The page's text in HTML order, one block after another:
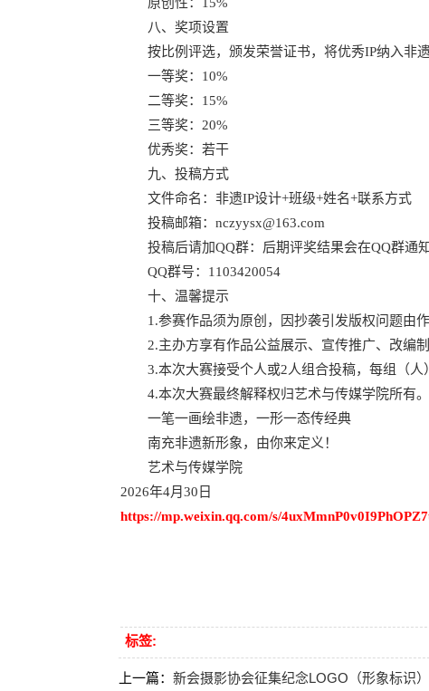
八、奖项设置
按比例评选，颁发荣誉证书，将优秀IP纳入非遗
一等奖：10%
二等奖：15%
三等奖：20%
优秀奖：若干
九、投稿方式
文件命名：非遗IP设计+班级+姓名+联系方式
投稿邮箱：nczyysx@163.com
投稿后请加QQ群：后期评奖结果会在QQ群通知
QQ群号：1103420054
十、温馨提示
1.参赛作品须为原创，因抄袭引发版权问题由作
2.主办方享有作品公益展示、宣传推广、改编制
3.本次大赛接受个人或2人组合投稿，每组（人
4.本次大赛最终解释权归艺术与传媒学院所有。
一笔一画绘非遗，一形一态传经典
南充非遗新形象，由你来定义！
艺术与传媒学院
2026年4月30日
https://mp.weixin.qq.com/s/
标签:
上一篇： 新会摄影协会征集纪念LOGO（形象标识